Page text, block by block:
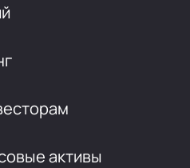
активы